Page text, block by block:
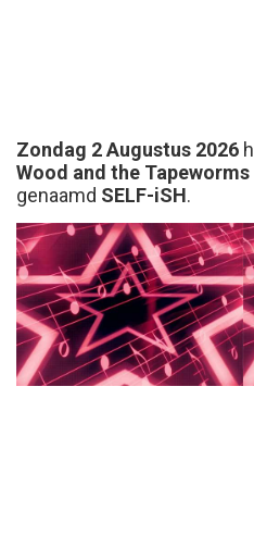
Zondag 2 Augustus 2026
Wood and the Tapeworms
genaamd SELF-iSH.